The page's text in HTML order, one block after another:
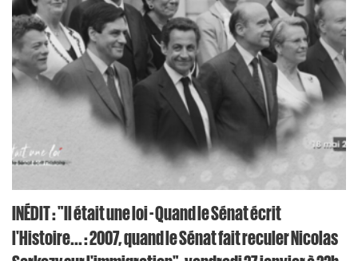
INÉDIT : "Il était une loi - Quand le Sénat écrit
l'Histoire... : 2007, quand le Sénat fait reculer Nicolas